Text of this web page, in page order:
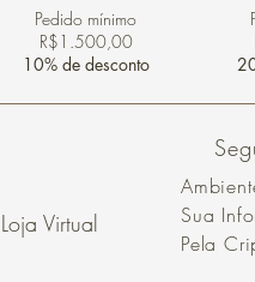
Pedido mínimo
R$1.500,00
10% de desconto
Virtual
Sua
Pela